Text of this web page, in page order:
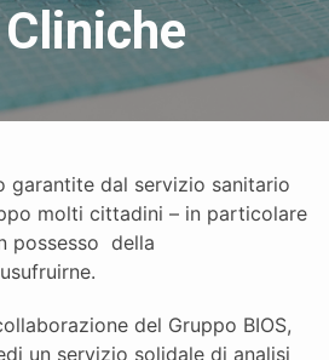
garantite dal servizio sanitario
molti cittadini – in particolare
possesso della
del Gruppo BIOS,
un servizio solidale di analisi